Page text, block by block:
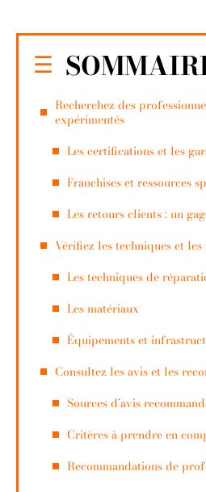
Recherchez des
expérimentés
Les certifications et les
Franchises et ressources
Les retours clients : un
Vérifiez les techniques et
Les techniques de
Les matériaux
Équipements et
Consultez les avis et les
Sources d’avis
Critères à prendre en
Recommandations de